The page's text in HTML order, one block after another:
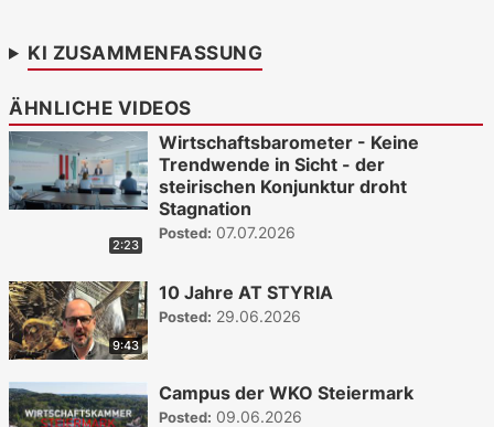
KI ZUSAMMENFASSUNG
ÄHNLICHE VIDEOS
2:23
Wirtschaftsbarometer - Keine
Trendwende in Sicht - der
steirischen Konjunktur droht
Stagnation
Posted: 07.07.2026
9:43
10 Jahre AT STYRIA
Posted: 29.06.2026
Campus der WKO Steiermark
Posted: 09.06.2026